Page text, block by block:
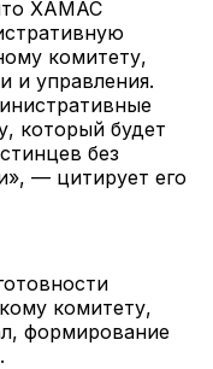
ХАМАС
комитету,
и управления.
который будет
без
— цитирует его
комитету,
формирование